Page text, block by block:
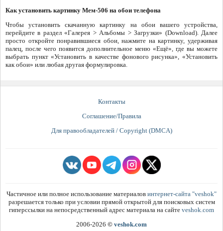
Как установить картинку Мем-506 на обои телефона
Чтобы установить скачанную картинку на обои вашего устройства,
перейдите в раздел «Галерея > Альбомы > Загрузки» (Download). Далее
просто откройте понравившиеся обои, нажмите на картинку, удерживая
палец, после чего появится дополнительное меню «Ещё», где вы можете
выбрать пункт «Установить в качестве фонового рисунка», «Установить
как обои» или любая другая формулировка.
Контакты
Соглашение/Правила
Для правообладателей / Copyright (DMCA)
Частичное или полное использование материалов интернет-сайта "veshok"
разрешается только при условии прямой открытой для поисковых систем
гиперссылки на непосредственный адрес материала на сайте veshok.com
2006-2026 © veshok.com